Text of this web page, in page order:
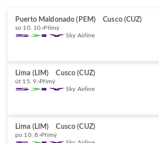
Puerto Maldonado (PEM) Cusco (CUZ)
so 10. 10. Přímý
Sky Airline
Lima (LIM) Cusco (CUZ)
út 15. 9. Přímý
Sky Airline
Lima (LIM) Cusco (CUZ)
po 10. 8. Přímý